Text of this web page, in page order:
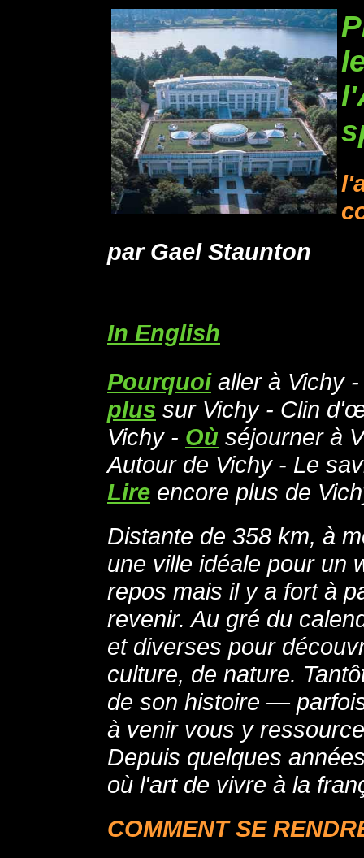
par Gael Staunton
In English
Pourquoialler à Vichy
plus sur Vichy - Clin
Vichy - Où séjourner à
Autour de Vichy - Le
Lire encore plus de
Distante de 358 km, à
une ville idéale pour un
repos mais il y a fort à
revenir. Au gré du
et diverses pour
culture, de nature.
de son histoire —
à venir vous y
Depuis quelques
où l'art de vivre à la
COMMENT SE